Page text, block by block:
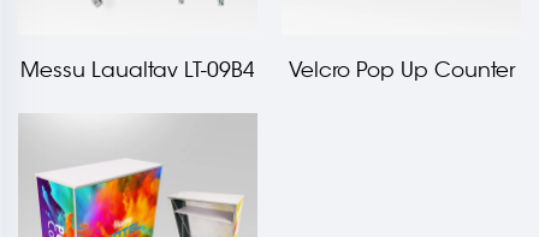
Messu Laualtav LT-09B4
Velcro Pop Up Counter